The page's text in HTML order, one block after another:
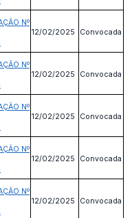
Nº
12/02/2025 Convocada
Nº
12/02/2025 Convocada
Nº
12/02/2025 Convocada
Nº
12/02/2025 Convocada
Nº
12/02/2025 Convocada